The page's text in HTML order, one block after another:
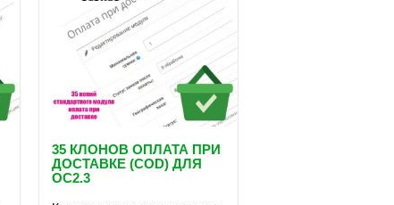
35 КЛОНОВ ОПЛАТА ПРИ
ДОСТАВКЕ (COD) ДЛЯ
OC2.3